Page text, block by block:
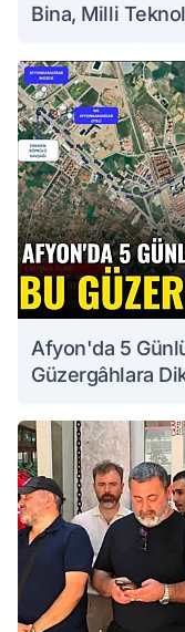
Bina, Milli
Afyon'da 5
Güzergâhlara